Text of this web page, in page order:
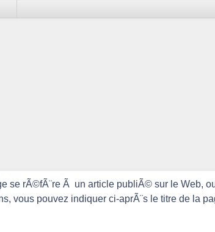
se rÃ©fÃ¨re Ã un article publiÃ© sur le Web,
vous pouvez indiquer ci-aprÃ¨s le titre de la